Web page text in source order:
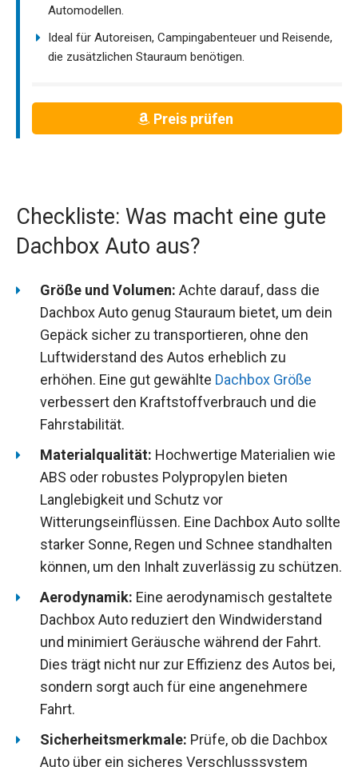
Automodellen.
Ideal für Autoreisen, Campingabenteuer und Reisende,
die zusätzlichen Stauraum benötigen.
Preis prüfen
Checkliste: Was macht eine gute
Dachbox Auto aus?
Größe und Volumen: Achte darauf, dass die
Dachbox Auto genug Stauraum bietet, um dein
Gepäck sicher zu transportieren, ohne den
Luftwiderstand des Autos erheblich zu
erhöhen. Eine gut gewählte Dachbox Größe
verbessert den Kraftstoffverbrauch und die
Fahrstabilität.
Materialqualität: Hochwertige Materialien wie
ABS oder robustes Polypropylen bieten
Langlebigkeit und Schutz vor
Witterungseinflüssen. Eine Dachbox Auto sollte
starker Sonne, Regen und Schnee standhalten
können, um den Inhalt zuverlässig zu schützen.
Aerodynamik: Eine aerodynamisch gestaltete
Dachbox Auto reduziert den Windwiderstand
und minimiert Geräusche während der Fahrt.
Dies trägt nicht nur zur Effizienz des Autos bei,
sondern sorgt auch für eine angenehmere
Fahrt.
Sicherheitsmerkmale: Prüfe, ob die Dachbox
Auto über ein sicheres Verschlusssystem